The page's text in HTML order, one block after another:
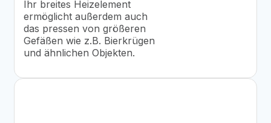
Ihr breites Heizelement
ermöglicht außerdem auch
das pressen von größeren
Gefäßen wie z.B. Bierkrügen
und ähnlichen Objekten.